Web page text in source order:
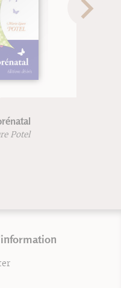
Potel